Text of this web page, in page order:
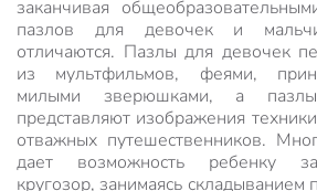
заканчивая
пазлов для девочек и
отличаются. Пазлы для девочек
из мультфильмов, феями,
милыми зверюшками, а
представляют изображения
отважных путешественников.
дает возможность ребенку
кругозор, занимаясь